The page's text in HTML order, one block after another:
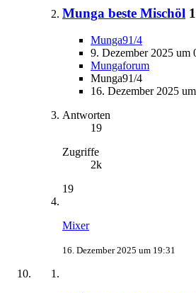
Munga beste Mischöl
Munga91/4
9. Dezember 2025 um
Mungaforum
Munga91/4
16. Dezember 2025
Antworten
19
Zugriffe
2k
19
Mixer
16. Dezember 2025 um 19:31